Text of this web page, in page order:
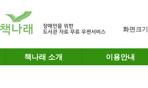
화면크기
책나래 소개 이용안내